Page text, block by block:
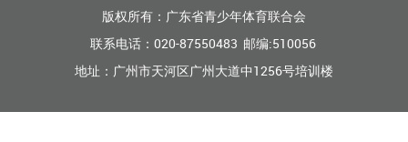
版权所有：广东省青少年体育联合会
联系电话：020-87550483 邮编:510056
地址：广州市天河区广州大道中1256号培训楼